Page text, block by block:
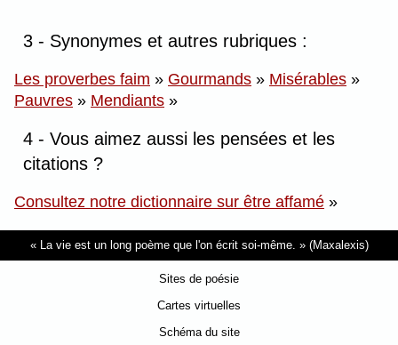
3 - Synonymes et autres rubriques :
Les proverbes faim » Gourmands » Misérables »
Pauvres » Mendiants »
4 - Vous aimez aussi les pensées et les
citations ?
Consultez notre dictionnaire sur être affamé »
La vie est un long poème que l'on écrit soi-même. (Maxalexis)
Sites de poésie
Cartes virtuelles
Schéma du site